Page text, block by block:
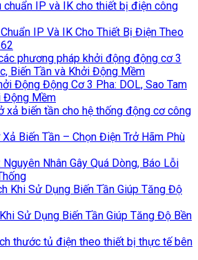
IP Và IK Cho Thiết Bị Điện Theo
Động Động Cơ 3 Pha: DOL, Sao Tam
Động Mềm
Biến Tần – Chọn Điện Trở Hãm Phù
Nhân Gây Quá Dòng, Báo Lỗi
Sử Dụng Biến Tần Giúp Tăng Độ Bền